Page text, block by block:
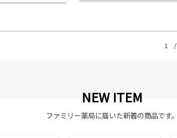
1 /
NEW ITEM
ファミリー薬局に届いた新着の商品です。